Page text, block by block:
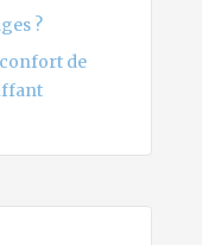
?
confort de